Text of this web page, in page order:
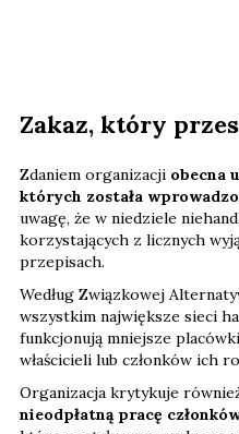
Zakaz, który
Zdaniem organizacji obecna
których została
uwagę, że w niedziele
korzystających z licznych
przepisach.
Według Związkowej
wszystkim największe sieci
funkcjonują mniejsze
właścicieli lub członków ich
Organizacja krytykuje
nieodpłatną pracę